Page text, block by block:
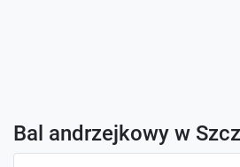
Bal andrzejkowy w